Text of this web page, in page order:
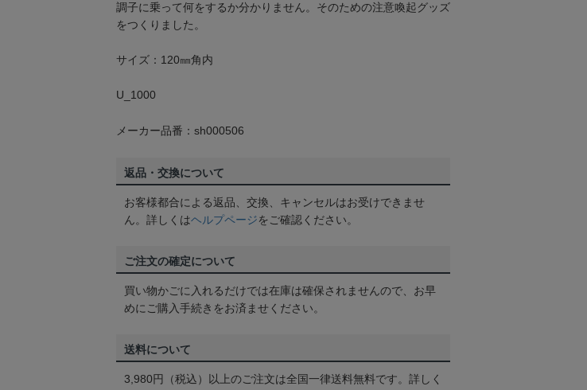
調子に乗って何をするか分かりません。そのための注意喚起グッズ
をつくりました。
サイズ：120㎜角内
U_1000
メーカー品番：sh000506
返品・交換について
お客様都合による返品、交換、キャンセルはお受けできませ
ん。詳しくはヘルプページをご確認ください。
ご注文の確定について
買い物かごに入れるだけでは在庫は確保されませんので、お早
めにご購入手続きをお済ませください。
送料について
3,980円（税込）以上のご注文は全国一律送料無料です。詳しく